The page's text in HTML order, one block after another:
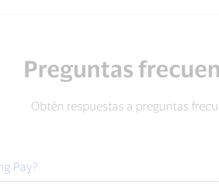
Preguntas
Obtén respuestas a preguntas
Pay?